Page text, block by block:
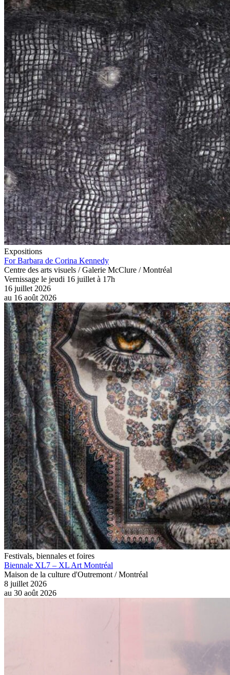
Expositions
For Barbara de Corina Kennedy
Centre des arts visuels / Galerie McClure / Montréal
Vernissage le jeudi 16 juillet à 17h
16 juillet 2026
au 16 août 2026
Festivals, biennales et foires
Biennale XL7 – XL Art Montréal
Maison de la culture d'Outremont / Montréal
8 juillet 2026
au 30 août 2026